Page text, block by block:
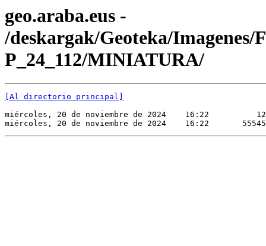
geo.araba.eus -
/deskargak/Geoteka/Imagenes/
P_24_112/MINIATURA/
[Al directorio principal]
miércoles, 20 de noviembre de 2024    16:22
miércoles, 20 de noviembre de 2024    16:22